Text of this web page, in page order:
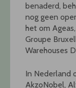
benaderd,
nog geen
het om
Groupe
Warehouses
In Nederland
AkzoNobel,